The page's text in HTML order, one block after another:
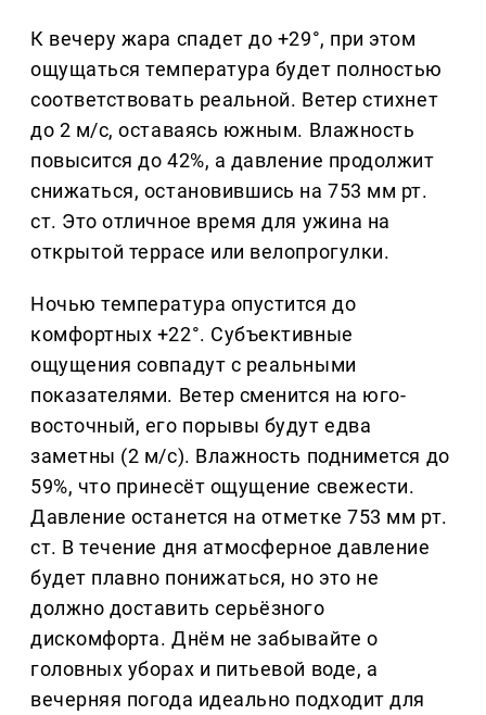
К вечеру жара спадет до +29°, при этом
ощущаться температура будет полностью
соответствовать реальной. Ветер стихнет
до 2 м/с, оставаясь южным. Влажность
повысится до 42%, а давление продолжит
снижаться, остановившись на 753 мм рт.
ст. Это отличное время для ужина на
открытой террасе или велопрогулки.
Ночью температура опустится до
комфортных +22°. Субъективные
ощущения совпадут с реальными
показателями. Ветер сменится на юго-
восточный, его порывы будут едва
заметны (2 м/с). Влажность поднимется до
59%, что принесёт ощущение свежести.
Давление останется на отметке 753 мм рт.
ст. В течение дня атмосферное давление
будет плавно понижаться, но это не
должно доставить серьёзного
дискомфорта. Днём не забывайте о
головных уборах и питьевой воде, а
вечерняя погода идеально подходит для